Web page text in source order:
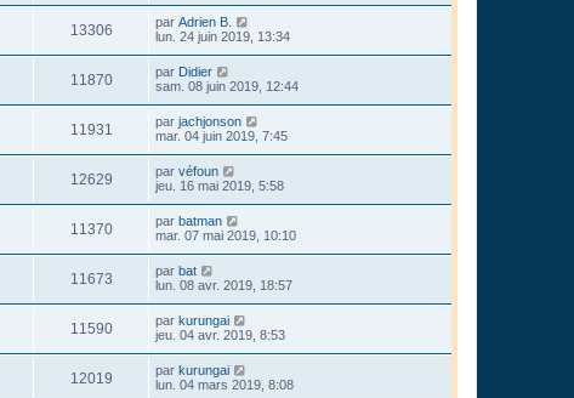
13306 par Adrien B.
lun. 24 juin 2019, 13:34
11870 par Didier
sam. 08 juin 2019, 12:44
11931 par jachjonson
mar. 04 juin 2019, 7:45
12629 par véfoun
jeu. 16 mai 2019, 5:58
11370 par batman
mar. 07 mai 2019, 10:10
11673 par bat
lun. 08 avr. 2019, 18:57
11590 par kurungai
jeu. 04 avr. 2019, 8:53
12019 par kurungai
lun. 04 mars 2019, 8:08